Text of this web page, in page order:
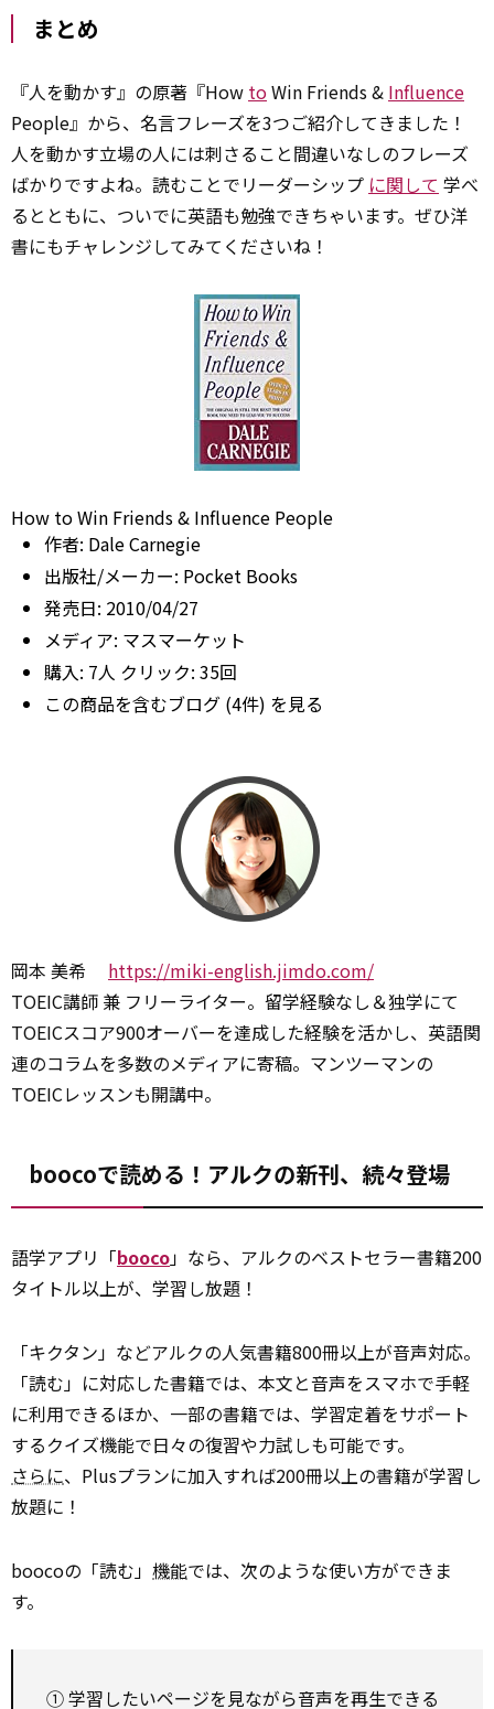
まとめ
『人を動かす』の原著『How toWin Friends & Influence
People』から、名言フレーズを3つご紹介してきました！
人を動かす立場の人には刺さること間違いなしのフレーズ
ばかりですよね。読むことでリーダーシップ に関して 学べ
るとともに、ついでに英語も勉強できちゃいます。ぜひ洋
書にもチャレンジしてみてくださいね！
How to Win Friends & Influence People
作者: Dale Carnegie
出版社/メーカー: Pocket Books
発売日: 2010/04/27
メディア: マスマーケット
購入: 7人 クリック: 35回
この商品を含むブログ (4件) を見る
岡本 美希 https://miki-english.jimdo.com/
TOEIC講師 兼 フリーライター。留学経験なし＆独学にて
TOEICスコア900オーバーを達成した経験を活かし、英語関
連のコラムを多数のメディアに寄稿。マンツーマンの
TOEICレッスンも開講中。
boocoで読める！アルクの新刊、続々登場
語学アプリ「booco」なら、アルクのベストセラー書籍200
タイトル以上が、学習し放題！
「キクタン」などアルクの人気書籍800冊以上が音声対応。
「読む」に対応した書籍では、本文と音声をスマホで手軽
に利用できるほか、一部の書籍では、学習定着をサポート
するクイズ機能で日々の復習や力試しも可能です。
さらに、Plusプランに加入すれば200冊以上の書籍が学習し
放題に！
boocoの「読む」 機能では、次のような使い方ができま
す。
① 学習したいページを見ながら音声を再生できる